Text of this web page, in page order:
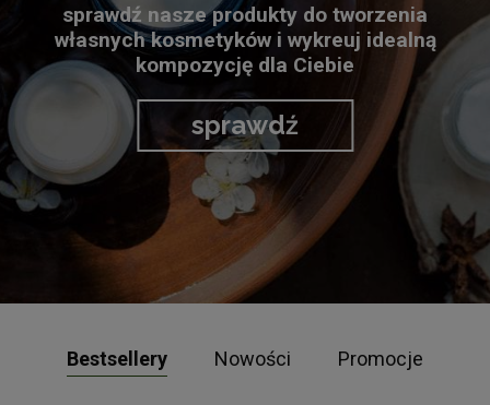
sprawdź nasze produkty do tworzenia
własnych kosmetyków i wykreuj idealną
kompozycję dla Ciebie
sprawdź
Bestsellery Nowości Promocje